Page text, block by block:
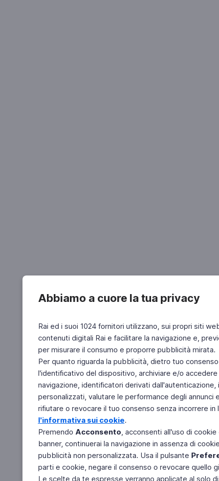
Abbiamo a cuore la tua privacy
Rai ed i suoi 1024 fornitori utilizzano, sui propri siti
contenuti digitali Rai e facilitare la navigazione e,
per misurare il consumo e proporre pubblicità mirata.
Per quanto riguarda la pubblicità, dietro tuo
l'identificativo del dispositivo, archiviare e/o
navigazione, identificatori derivati
personalizzati, valutare le performance degli
rifiutare o revocare il tuo consenso senza incorrere
l'informativa sui cookie.
Premendo Acconsento, acconsenti all'uso di
banner, continuerai la navigazione in assenza di
pubblicità non personalizzata. Usa il pulsante
parti e cookie, negare il consenso o revocare quello
Le scelte da te espresse verranno applicate al solo